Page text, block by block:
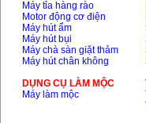
Máy tỉa hàng rào
Motor động cơ điện
Máy hút ẩm
Máy hút bụi
Máy chà sàn giặt thảm
Máy hút chân không
DỤNG CỤ LÀM MỘC
Máy làm mộc